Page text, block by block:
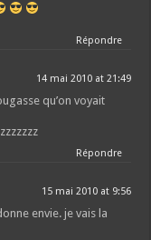
Répondre
14 mai 2010 at 21:49
qu’on voyait
Répondre
15 mai 2010 at 9:56
envie. je vais la